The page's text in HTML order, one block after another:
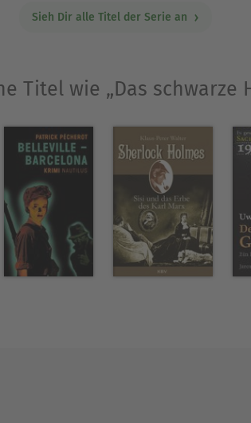
Sieh Dir alle Titel der Serie an
Titel wie „Das schwarze